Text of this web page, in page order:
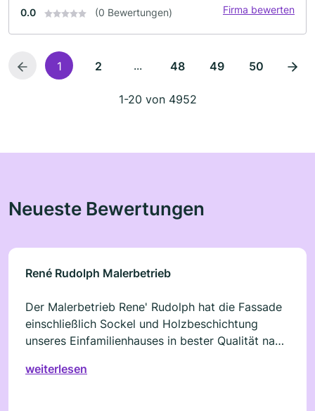
0.0 (0 Bewertungen) Firma bewerten
1 2 ... 48 49 50
1-20 von 4952
Neueste Bewertungen
René Rudolph Malerbetrieb
Der Malerbetrieb Rene' Rudolph hat die Fassade
einschließlich Sockel und Holzbeschichtung
unseres Einfamilienhauses in bester Qualität nach
erfolgt durch die Mitarbeiter zügig und wurden
weiterlesen